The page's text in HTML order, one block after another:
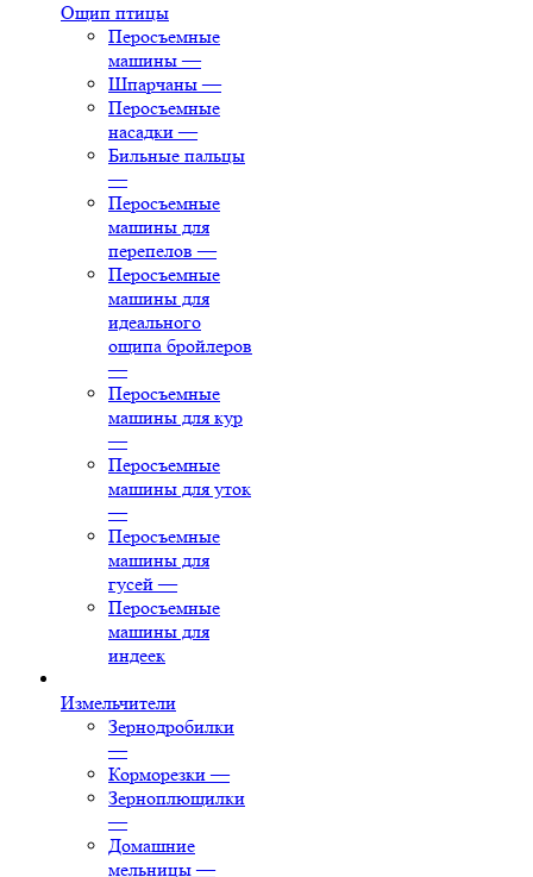
Ощип птицы
Перосъемные
машины —
Шпарчаны —
Перосъемные
насадки —
Бильные пальцы
—
Перосъемные
машины для
перепелов —
Перосъемные
машины для
идеального
ощипа бройлеров
—
Перосъемные
машины для кур
—
Перосъемные
машины для уток
—
Перосъемные
машины для
гусей —
Перосъемные
машины для
индеек
Измельчители
Зернодробилки
—
Корморезки —
Зерноплющилки
—
Домашние
мельницы —